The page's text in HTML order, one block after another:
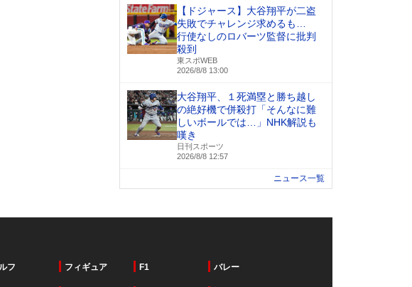
【ドジャース】大谷翔平が二盗
失敗でチャレンジ求めるも…
行使なしのロバーツ監督に批判
殺到
東スポWEB
2026/8/8 13:00
大谷翔平、１死満塁と勝ち越し
の絶好機で併殺打「そんなに難
しいボールでは…」NHK解説も
嘆き
日刊スポーツ
2026/8/8 12:57
ニュース一覧
フ フィギュア F1 バレー